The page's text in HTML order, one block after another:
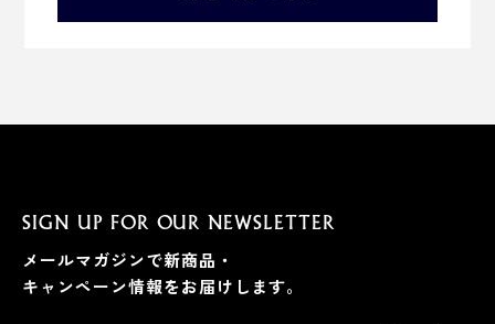
SIGN UP FOR OUR NEWSLETTER
メールマガジンで新商品・
キャンペーン情報をお届けします。